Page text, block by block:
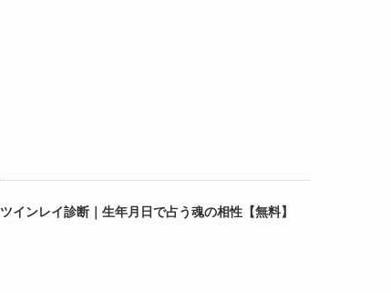
ツインレイ診断｜生年月日で占う魂の相性【無料】